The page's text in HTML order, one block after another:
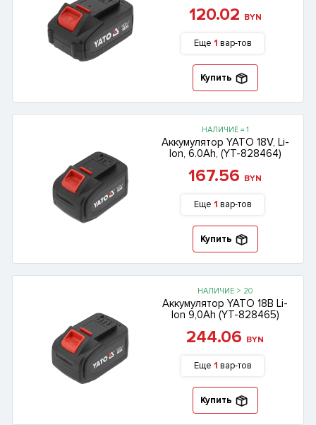
120.02 BYN
Еще 1 вар-тов
Купить
НАЛИЧИЕ = 1
Аккумулятор YATO 18V, Li-
lon, 6.0Ah, (YT-828464)
167.56 BYN
Еще 1 вар-тов
Купить
НАЛИЧИЕ > 20
Аккумулятор YATO 18В Li-
lon 9,0Ah (YT-828465)
244.06 BYN
Еще 1 вар-тов
Купить